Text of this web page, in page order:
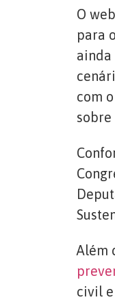
O
para
ainda
com
sobre
Além
civil